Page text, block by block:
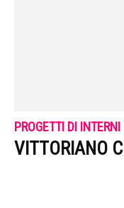
PROGETTI DI INTERNI
VITTORIANO